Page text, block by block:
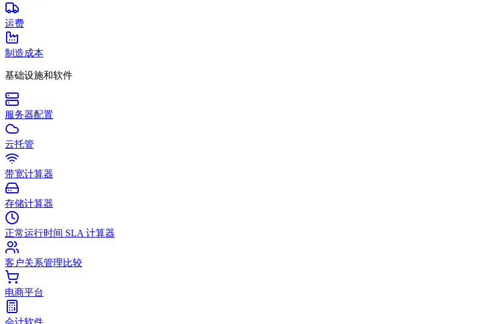
运费
制造成本
基础设施和软件
服务器配置
云托管
带宽计算器
存储计算器
正常运行时间 SLA 计算器
客户关系管理比较
电商平台
会计软件